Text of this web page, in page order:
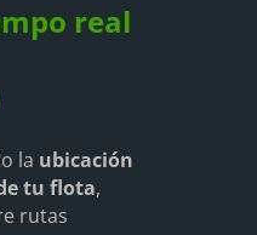
real
la ubicación
tu flota,
rutas